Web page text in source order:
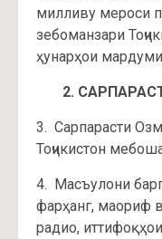
милливу мероси
зебоманзари
ҳунарҳои
2.
3. Сарпарасти
Тоҷикистон
4. Масъулони
фарҳанг, маориф
радио,